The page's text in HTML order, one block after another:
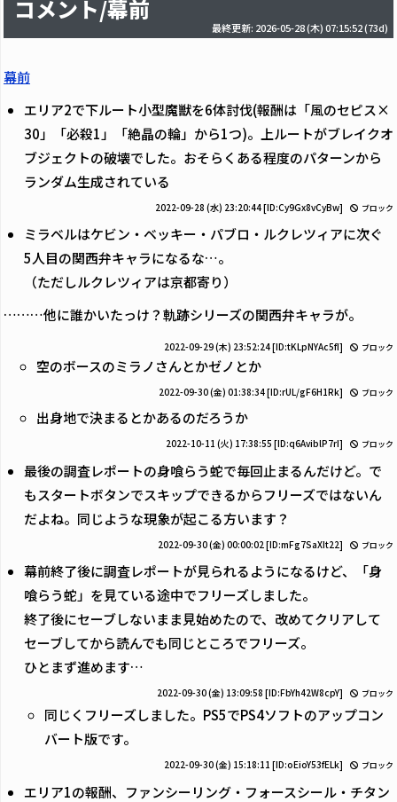
コメント/幕前
最終更新: 2026-05-28 (木) 07:15:52(73d)
幕前
エリア2で下ルート小型魔獣を6体討伐(報酬は「風のセピス×
30」「必殺1」「絶晶の輪」から1つ)。上ルートがブレイクオ
ブジェクトの破壊でした。おそらくある程度のパターンから
ランダム生成されている
2022-09-28 (水) 23:20:44[ID:Cy9Gx8vCyBw] ブロック
ミラベルはケビン・ベッキー・パブロ・ルクレツィアに次ぐ
5人目の関西弁キャラになるな…。
（ただしルクレツィアは京都寄り）
………他に誰かいたっけ？軌跡シリーズの関西弁キャラが。
2022-09-29 (木) 23:52:24[ID:tKLpNYAc5fI] ブロック
空のボースのミラノさんとかゼノとか
2022-09-30 (金) 01:38:34[ID:rUL/gF6H1Rk] ブロック
出身地で決まるとかあるのだろうか
2022-10-11 (火) 17:38:55 [ID:q6AviblP7rI] ブロック
最後の調査レポートの身喰らう蛇で毎回止まるんだけど。で
もスタートボタンでスキップできるからフリーズではないん
だよね。同じような現象が起こる方います？
2022-09-30 (金) 00:00:02[ID:mFg7SaXIt22] ブロック
幕前終了後に調査レポートが見られるようになるけど、「身
喰らう蛇」を見ている途中でフリーズしました。
終了後にセーブしないまま見始めたので、改めてクリアして
セーブしてから読んでも同じところでフリーズ。
ひとまず進めます…
2022-09-30 (金) 13:09:58 [ID:FbYh42W8cpY] ブロック
同じくフリーズしました。PS5でPS4ソフトのアップコン
バート版です。
2022-09-30 (金) 15:18:11 [ID:oEioY53fELk] ブロック
エリア1の報酬、ファンシーリング・フォースシール・チタン